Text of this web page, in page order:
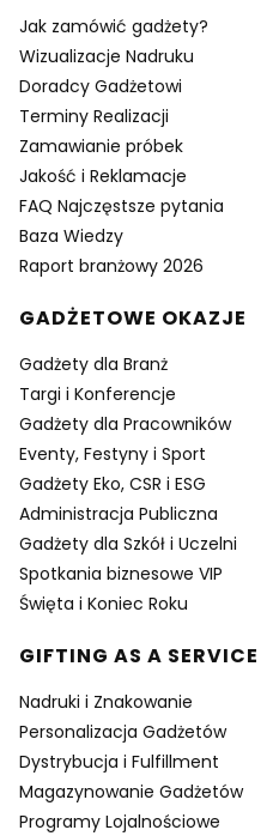
Jak zamówić gadżety?
Wizualizacje Nadruku
Doradcy Gadżetowi
Terminy Realizacji
Zamawianie próbek
Jakość i Reklamacje
FAQ Najczęstsze pytania
Baza Wiedzy
Raport branżowy 2026
GADŻETOWE OKAZJE
Gadżety dla Branż
Targi i Konferencje
Gadżety dla Pracowników
Eventy, Festyny i Sport
Gadżety Eko, CSR i ESG
Administracja Publiczna
Gadżety dla Szkół i Uczelni
Spotkania biznesowe VIP
Święta i Koniec Roku
GIFTING AS A SERVICE
Nadruki i Znakowanie
Personalizacja Gadżetów
Dystrybucja i Fulfillment
Magazynowanie Gadżetów
Programy Lojalnościowe